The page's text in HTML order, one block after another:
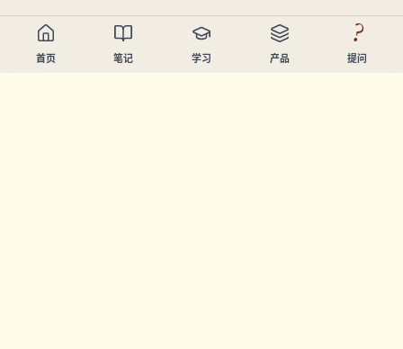
首页 笔记 学习 产品
?
提问